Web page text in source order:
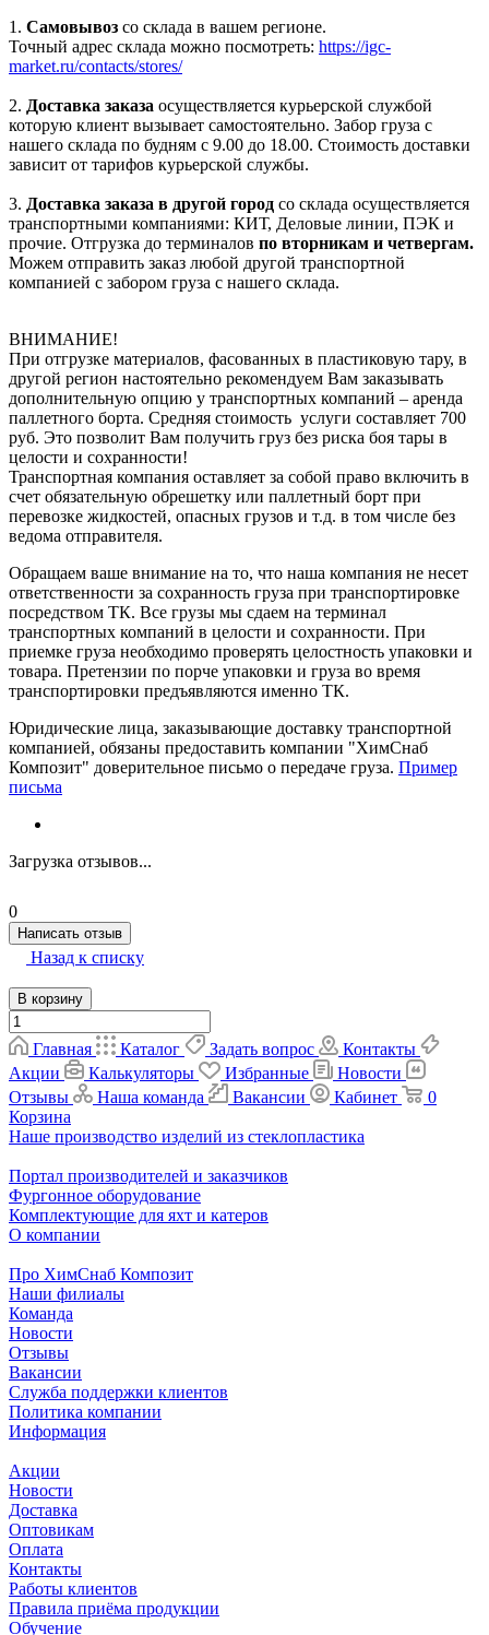
1. Самовывоз со склада в вашем регионе.
Точный адрес склада можно посмотреть: https://igc-
market.ru/contacts/stores/
2. Доставка заказа осуществляется курьерской службой
которую клиент вызывает самостоятельно. Забор груза с
нашего склада по будням с 9.00 до 18.00. Стоимость доставки
зависит от тарифов курьерской службы.
3. Доставка заказа в другой город со склада осуществляется
транспортными компаниями: КИТ, Деловые линии, ПЭК и
прочие. Отгрузка до терминалов по вторникам и четвергам.
Можем отправить заказ любой другой транспортной
компанией с забором груза с нашего склада.
ВНИМАНИЕ!
При отгрузке материалов, фасованных в пластиковую тару, в
другой регион настоятельно рекомендуем Вам заказывать
дополнительную опцию у транспортных компаний – аренда
паллетного борта. Средняя стоимость услуги составляет 700
руб. Это позволит Вам получить груз без риска боя тары в
целости и сохранности!
Транспортная компания оставляет за собой право включить в
счет обязательную обрешетку или паллетный борт при
перевозке жидкостей, опасных грузов и т.д. в том числе без
ведома отправителя.
Обращаем ваше внимание на то, что наша компания не несет
ответственности за сохранность груза при транспортировке
посредством ТК. Все грузы мы сдаем на терминал
транспортных компаний в целости и сохранности. При
приемке груза необходимо проверять целостность упаковки и
товара. Претензии по порче упаковки и груза во время
транспортировки предъявляются именно ТК.
Юридические лица, заказывающие доставку транспортной
компанией, обязаны предоставить компании "ХимСнаб
Композит" доверительное письмо о передаче груза. Пример
письма
Загрузка отзывов...
0
Написать отзыв
Назад к списку
В корзину
Главная Каталог Задать вопрос
Контакты
Акции
Калькуляторы Избранные
Новости
Отзывы
Наша команда Вакансии Кабинет
0
Корзина
Наше производство изделий из стеклопластика
Портал производителей и заказчиков
Фургонное оборудование
Комплектующие для яхт и катеров
О компании
Про ХимСнаб Композит
Наши филиалы
Команда
Новости
Отзывы
Вакансии
Служба поддержки клиентов
Политика компании
Информация
Акции
Новости
Доставка
Оптовикам
Оплата
Контакты
Работы клиентов
Правила приёма продукции
Обучение